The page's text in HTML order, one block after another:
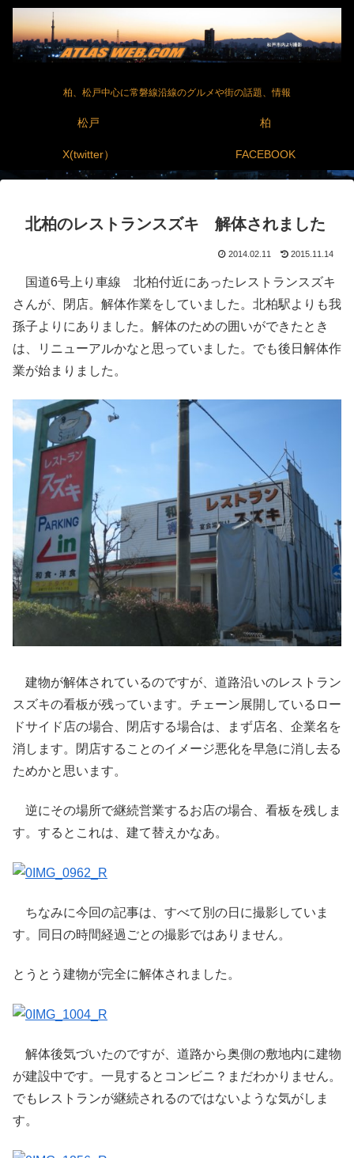
柏、松戸中心に常磐線沿線のグルメや街の話題、情報
松戸 柏
X(twitter） FACEBOOK
北柏のレストランスズキ 解体されました
2014.02.11 2015.11.14
国道6号上り車線 北柏付近にあったレストランスズキ
さんが、閉店。解体作業をしていました。北柏駅よりも我
孫子よりにありました。解体のための囲いができたとき
は、リニューアルかなと思っていました。でも後日解体作
業が始まりました。
建物が解体されているのですが、道路沿いのレストラン
スズキの看板が残っています。チェーン展開しているロー
ドサイド店の場合、閉店する場合は、まず店名、企業名を
消します。閉店することのイメージ悪化を早急に消し去る
ためかと思います。
逆にその場所で継続営業するお店の場合、看板を残しま
す。するとこれは、建て替えかなあ。
ちなみに今回の記事は、すべて別の日に撮影していま
す。同日の時間経過ごとの撮影ではありません。
とうとう建物が完全に解体されました。
解体後気づいたのですが、道路から奥側の敷地内に建物
が建設中です。一見するとコンビニ？まだわかりません。
でもレストランが継続されるのではないような気がしま
す。